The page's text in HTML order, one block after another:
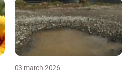
03 march 2026